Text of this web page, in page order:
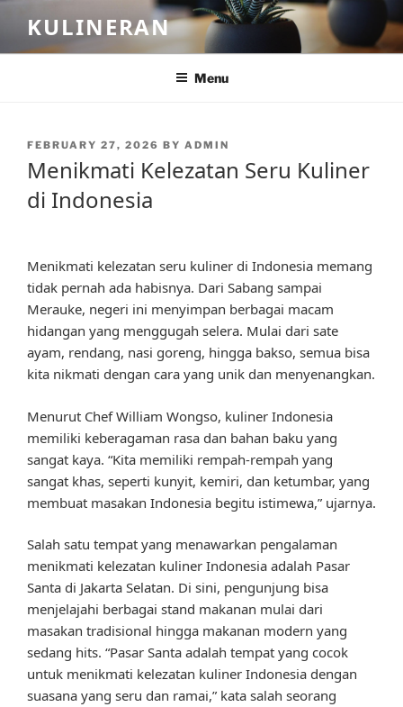
content
KULINERAN
Menu
POSTED
FEBRUARY 27, 2026 BY ADMIN
Menikmati Kelezatan Seru Kuliner
di Indonesia
Menikmati kelezatan seru kuliner di Indonesia memang
tidak pernah ada habisnya. Dari Sabang sampai
Merauke, negeri ini menyimpan berbagai macam
hidangan yang menggugah selera. Mulai dari sate
ayam, rendang, nasi goreng, hingga bakso, semua bisa
kita nikmati dengan cara yang unik dan menyenangkan.
Menurut Chef William Wongso, kuliner Indonesia
memiliki keberagaman rasa dan bahan baku yang
sangat kaya. “Kita memiliki rempah-rempah yang
sangat khas, seperti kunyit, kemiri, dan ketumbar, yang
membuat masakan Indonesia begitu istimewa,” ujarnya.
Salah satu tempat yang menawarkan pengalaman
menikmati kelezatan kuliner Indonesia adalah Pasar
Santa di Jakarta Selatan. Di sini, pengunjung bisa
menjelajahi berbagai stand makanan mulai dari
masakan tradisional hingga makanan modern yang
sedang hits. “Pasar Santa adalah tempat yang cocok
untuk menikmati kelezatan kuliner Indonesia dengan
suasana yang seru dan ramai,” kata salah seorang